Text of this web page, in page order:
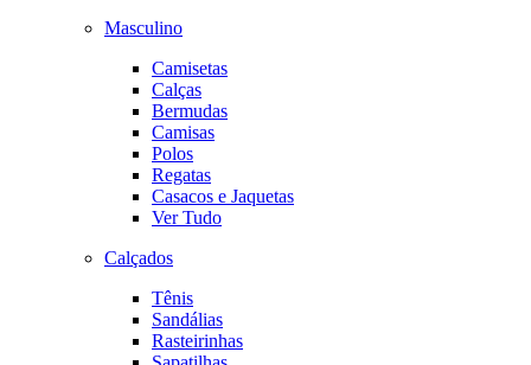
Masculino
Camisetas
Calças
Bermudas
Camisas
Polos
Regatas
Casacos e Jaquetas
Ver Tudo
Calçados
Tênis
Sandálias
Rasteirinhas